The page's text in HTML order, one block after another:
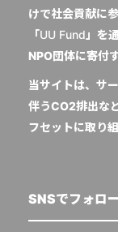
けで社会貢献に
「UU Fund 」を
NPO団体に寄付
当サイトは、サ
伴うCO2排出な
フセットに取り
SNSでフォロ